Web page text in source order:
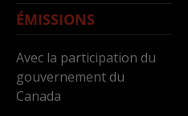
ÉMISSIONS
Avec la participation du
gouvernement du
Canada